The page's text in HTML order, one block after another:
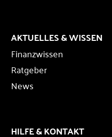
AKTUELLES & WISSEN
Finanzwissen
Ratgeber
News
HILFE & KONTAKT